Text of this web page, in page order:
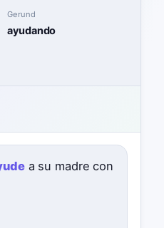
Gerund
ayudando
a su madre con